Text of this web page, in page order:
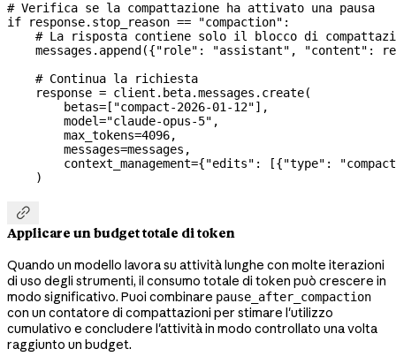
# Verifica se la compattazione ha attivato una pausa
if response.stop_reason == "compaction" :
# La risposta contiene solo il blocco di
    messages.append({
"role" : "assistant" , "content" :
    # Continua la richiesta
    response
= client.beta.messages.create(
        betas
= [ "compact-2026-01-12"],
        model
="claude-opus-5" ,
        max_tokens
=4096,
        messages
=messages,
        context_management
={"edits" : [{"type" :
    )

Applicare un budget totale di token
Quando un modello lavora su attività lunghe con molte iterazioni
di uso degli strumenti, il consumo totale di token può crescere in
modo significativo. Puoi combinare pause_after_compaction
con un contatore di compattazioni per stimare l'utilizzo
cumulativo e concludere l'attività in modo controllato una volta
raggiunto un budget.